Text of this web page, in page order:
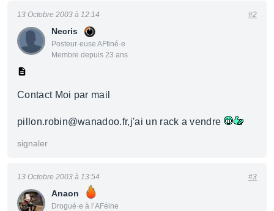
Necris
Posteur·euse AFfiné·e
Membre depuis 23 ans
13 Octobre 2003 à 12:14 #2
Contact Moi par mail
pillon.robin@wanadoo.fr,j'ai un rack a vendre
signaler
Anaon
Drogué·e à l’AFéine
13 Octobre 2003 à 13:54 #3